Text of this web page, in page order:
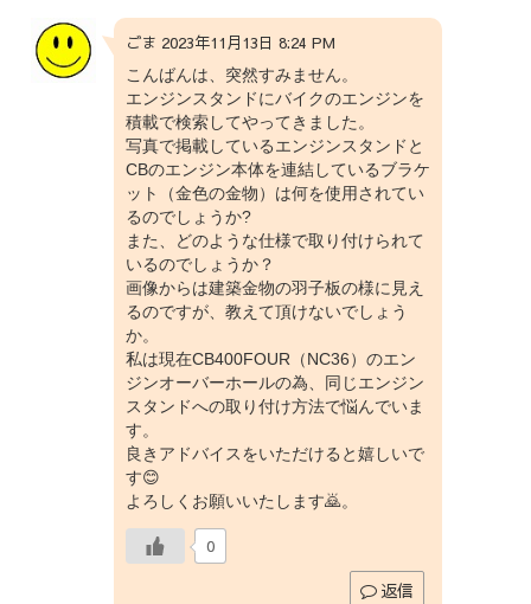
ごま 2023年11月13日 8:24 PM
こんばんは、突然すみません。
エンジンスタンドにバイクのエンジンを
積載で検索してやってきました。
写真で掲載しているエンジンスタンドと
CBのエンジン本体を連結しているブラケ
ット（金色の金物）は何を使用されてい
るのでしょうか?
また、どのような仕様で取り付けられて
いるのでしょうか？
画像からは建築金物の羽子板の様に見え
るのですが、教えて頂けないでしょう
か。
私は現在CB400FOUR（NC36）のエン
ジンオーバーホールの為、同じエンジン
スタンドへの取り付け方法で悩んでいま
す。
良きアドバイスをいただけると嬉しいで
す😊
よろしくお願いいたします🙇。
0
返信